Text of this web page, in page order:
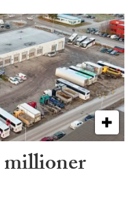
millioner